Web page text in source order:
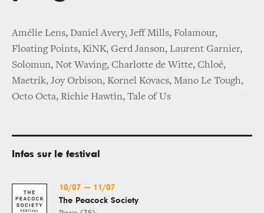
Amélie Lens, Daniel Avery, Jeff Mills, Folamour,
Floating Points, KiNK, Gerd Janson, Laurent Garnier,
Solomun, Not Waving, Charlotte de Witte, Chloé,
Maetrik, Joy Orbison, Kornel Kovacs, Mano Le Tough,
Octo Octa, Richie Hawtin, Tale of Us
Infos sur le festival
10/07 — 11/07
The Peacock Society